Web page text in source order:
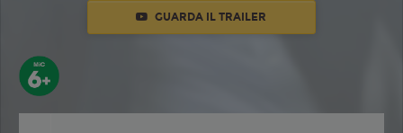
GUARDA IL TRAILER